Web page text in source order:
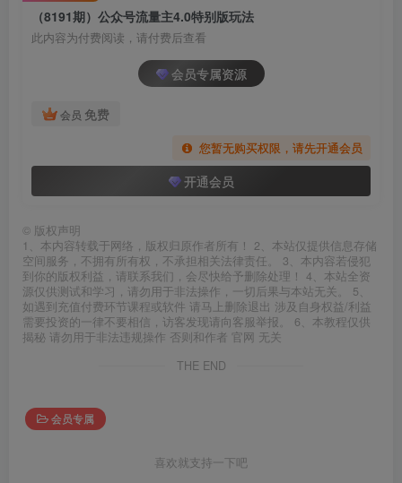
（8191期）公众号流量主4.0特别版玩法
此内容为付费阅读，请付费后查看
会员专属资源
会员 免费
您暂无购买权限，请先开通会员
开通会员
© 版权声明
1、本内容转载于网络，版权归原作者所有！ 2、本站仅提供信息存储
空间服务，不拥有所有权，不承担相关法律责任。 3、本内容若侵犯
到你的版权利益，请联系我们，会尽快给予删除处理！ 4、本站全资
源仅供测试和学习，请勿用于非法操作，一切后果与本站无关。 5、
如遇到充值付费环节课程或软件 请马上删除退出 涉及自身权益/利益
需要投资的一律不要相信，访客发现请向客服举报。 6、本教程仅供
揭秘 请勿用于非法违规操作 否则和作者 官网 无关
THE END
会员专属
喜欢就支持一下吧